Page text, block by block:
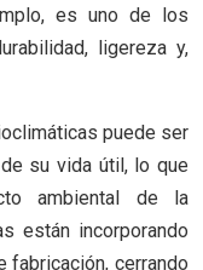
es uno de los
ligereza y,
puede ser
su vida útil, lo que
ambiental de la
están incorporando
cerrando